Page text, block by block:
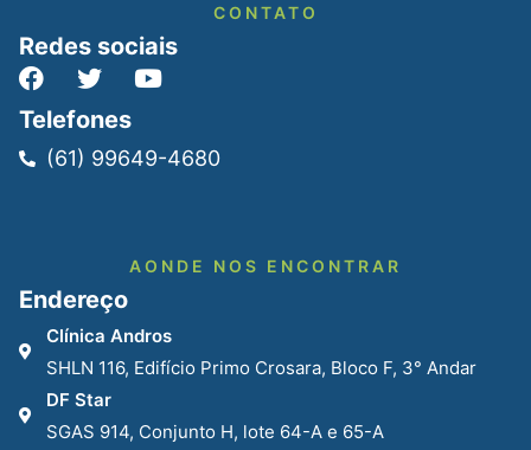
CONTATO
Redes sociais
Telefones
(61) 99649-4680
AONDE NOS ENCONTRAR
Endereço
Clínica Andros
SHLN 116, Edifício Primo Crosara, Bloco F, 3° Andar​
DF Star
SGAS 914, Conjunto H, lote 64-A e 65-A